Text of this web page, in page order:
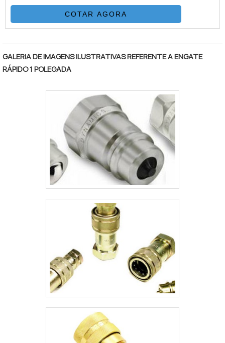
comprimido, tem o mesmo princípio de
funcionamento que as bombas
hidropneumáticas, relação de área de
pistão, multiplicando a pressão do gás de
suprimento. O Booster para Gases da
Haskel tem duas entradas de gás, uma para
multiplicado.VANTAGENS QUE PRECISAM
SER DESTACADAS.
COTAR AGORA
GALERIA DE IMAGENS ILUSTRATIVAS REFERENTE A ENGATE
RÁPIDO 1 POLEGADA